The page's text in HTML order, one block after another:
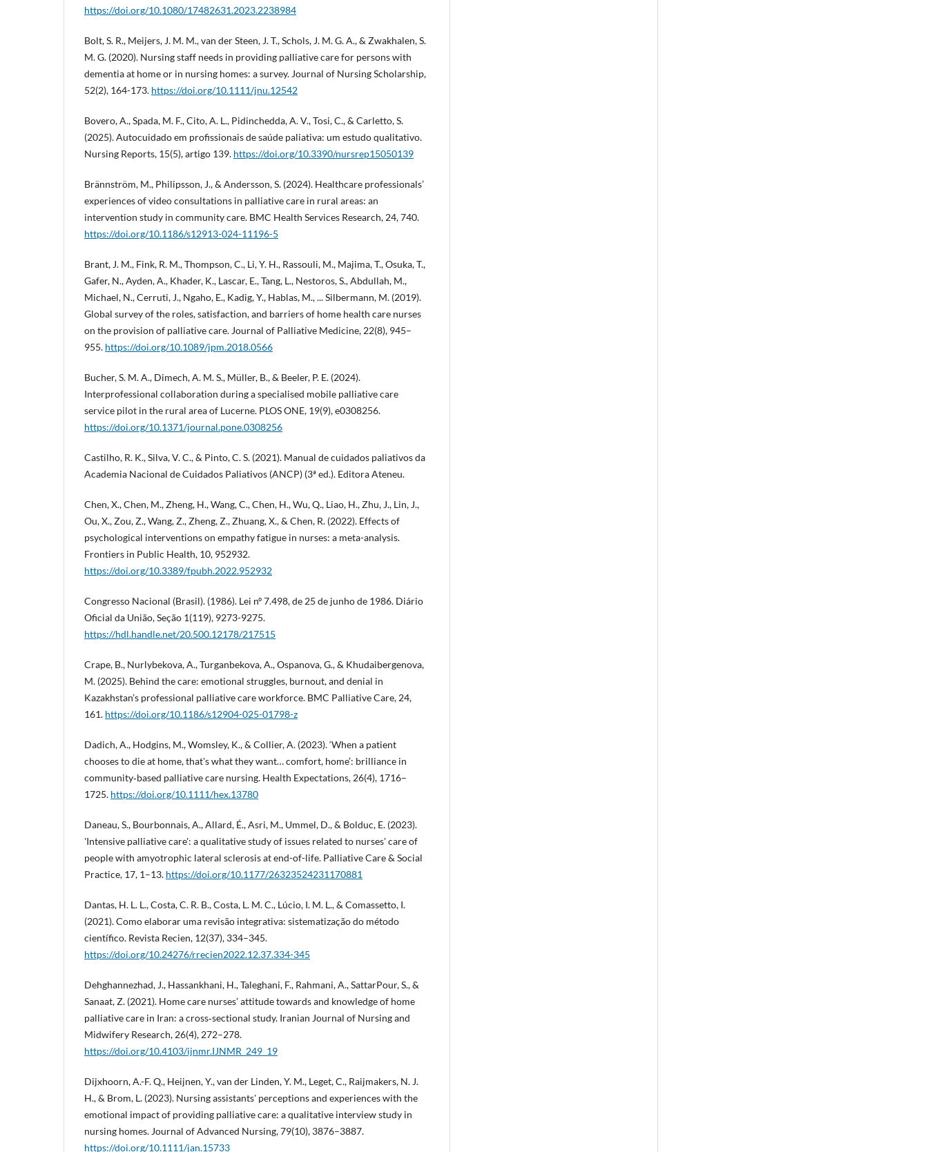
https://doi.org/10.1080/17482631.2023.2238984
Bolt, S. R., Meijers, J. M. M., van der Steen, J. T., Schols, J. M. G. A., & Zwakhalen, S.
M. G. (2020). Nursing staff needs in providing palliative care for persons with
dementia at home or in nursing homes: a survey. Journal of Nursing Scholarship,
52(2), 164-173. https://doi.org/10.1111/jnu.12542
Bovero, A., Spada, M. F., Cito, A. L., Pidinchedda, A. V., Tosi, C., & Carletto, S.
(2025). Autocuidado em profissionais de saúde paliativa: um estudo qualitativo.
Nursing Reports, 15(5), artigo 139. https://doi.org/10.3390/nursrep15050139
Brännström, M., Philipsson, J., & Andersson, S. (2024). Healthcare professionals’
experiences of video consultations in palliative care in rural areas: an
intervention study in community care. BMC Health Services Research, 24, 740.
https://doi.org/10.1186/s12913-024-11196-5
Brant, J. M., Fink, R. M., Thompson, C., Li, Y. H., Rassouli, M., Majima, T., Osuka, T.,
Gafer, N., Ayden, A., Khader, K., Lascar, E., Tang, L., Nestoros, S., Abdullah, M.,
Michael, N., Cerruti, J., Ngaho, E., Kadig, Y., Hablas, M., ... Silbermann, M. (2019).
Global survey of the roles, satisfaction, and barriers of home health care nurses
on the provision of palliative care. Journal of Palliative Medicine, 22(8), 945–
955. https://doi.org/10.1089/jpm.2018.0566
Bucher, S. M. A., Dimech, A. M. S., Müller, B., & Beeler, P. E. (2024).
Interprofessional collaboration during a specialised mobile palliative care
service pilot in the rural area of Lucerne. PLOS ONE, 19(9), e0308256.
https://doi.org/10.1371/journal.pone.0308256
Castilho, R. K., Silva, V. C., & Pinto, C. S. (2021). Manual de cuidados paliativos da
Academia Nacional de Cuidados Paliativos (ANCP) (3ª ed.). Editora Ateneu.
Chen, X., Chen, M., Zheng, H., Wang, C., Chen, H., Wu, Q., Liao, H., Zhu, J., Lin, J.,
Ou, X., Zou, Z., Wang, Z., Zheng, Z., Zhuang, X., & Chen, R. (2022). Effects of
psychological interventions on empathy fatigue in nurses: a meta-analysis.
Frontiers in Public Health, 10, 952932.
https://doi.org/10.3389/fpubh.2022.952932
Congresso Nacional (Brasil). (1986). Lei nº 7.498, de 25 de junho de 1986. Diário
Oficial da União, Seção 1(119), 9273-9275.
https://hdl.handle.net/20.500.12178/217515
Crape, B., Nurlybekova, A., Turganbekova, A., Ospanova, G., & Khudaibergenova,
M. (2025). Behind the care: emotional struggles, burnout, and denial in
Kazakhstan’s professional palliative care workforce. BMC Palliative Care, 24,
161. https://doi.org/10.1186/s12904-025-01798-z
Dadich, A., Hodgins, M., Womsley, K., & Collier, A. (2023). ‘When a patient
chooses to die at home, that's what they want… comfort, home’: brilliance in
community‐based palliative care nursing. Health Expectations, 26(4), 1716–
1725. https://doi.org/10.1111/hex.13780
Daneau, S., Bourbonnais, A., Allard, É., Asri, M., Ummel, D., & Bolduc, E. (2023).
'Intensive palliative care': a qualitative study of issues related to nurses' care of
people with amyotrophic lateral sclerosis at end-of-life. Palliative Care & Social
Practice, 17, 1–13. https://doi.org/10.1177/26323524231170881
Dantas, H. L. L., Costa, C. R. B., Costa, L. M. C., Lúcio, I. M. L., & Comassetto, I.
(2021). Como elaborar uma revisão integrativa: sistematização do método
científico. Revista Recien, 12(37), 334–345.
https://doi.org/10.24276/rrecien2022.12.37.334-345
Dehghannezhad, J., Hassankhani, H., Taleghani, F., Rahmani, A., SattarPour, S., &
Sanaat, Z. (2021). Home care nurses’ attitude towards and knowledge of home
palliative care in Iran: a cross‐sectional study. Iranian Journal of Nursing and
Midwifery Research, 26(4), 272–278.
https://doi.org/10.4103/ijnmr.IJNMR_249_19
Dijxhoorn, A.-F. Q., Heijnen, Y., van der Linden, Y. M., Leget, C., Raijmakers, N. J.
H., & Brom, L. (2023). Nursing assistants' perceptions and experiences with the
emotional impact of providing palliative care: a qualitative interview study in
nursing homes. Journal of Advanced Nursing, 79(10), 3876–3887.
https://doi.org/10.1111/jan.15733